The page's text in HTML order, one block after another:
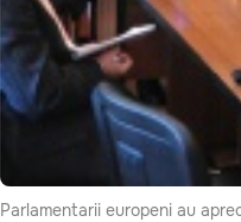
Parlamentarii europeni au